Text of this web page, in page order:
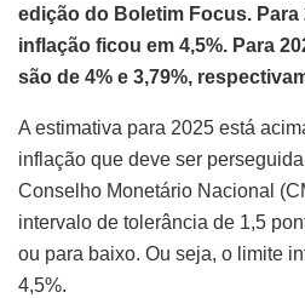
edição do Boletim Focus. Para
inflação ficou em 4,5%. Para
são de 4% e 3,79%,
A estimativa para 2025 está
inflação que deve ser
Conselho Monetário Nacional
intervalo de tolerância de 1,5
ou para baixo. Ou seja, o limite
4,5%.